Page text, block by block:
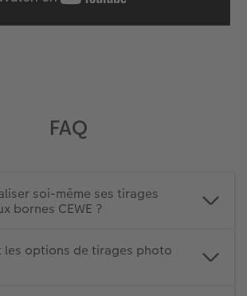
FAQ
soi-même ses tirages
bornes CEWE ?
les options de tirages photo